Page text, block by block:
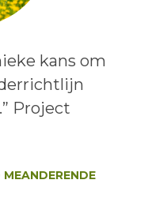
kans om
Project